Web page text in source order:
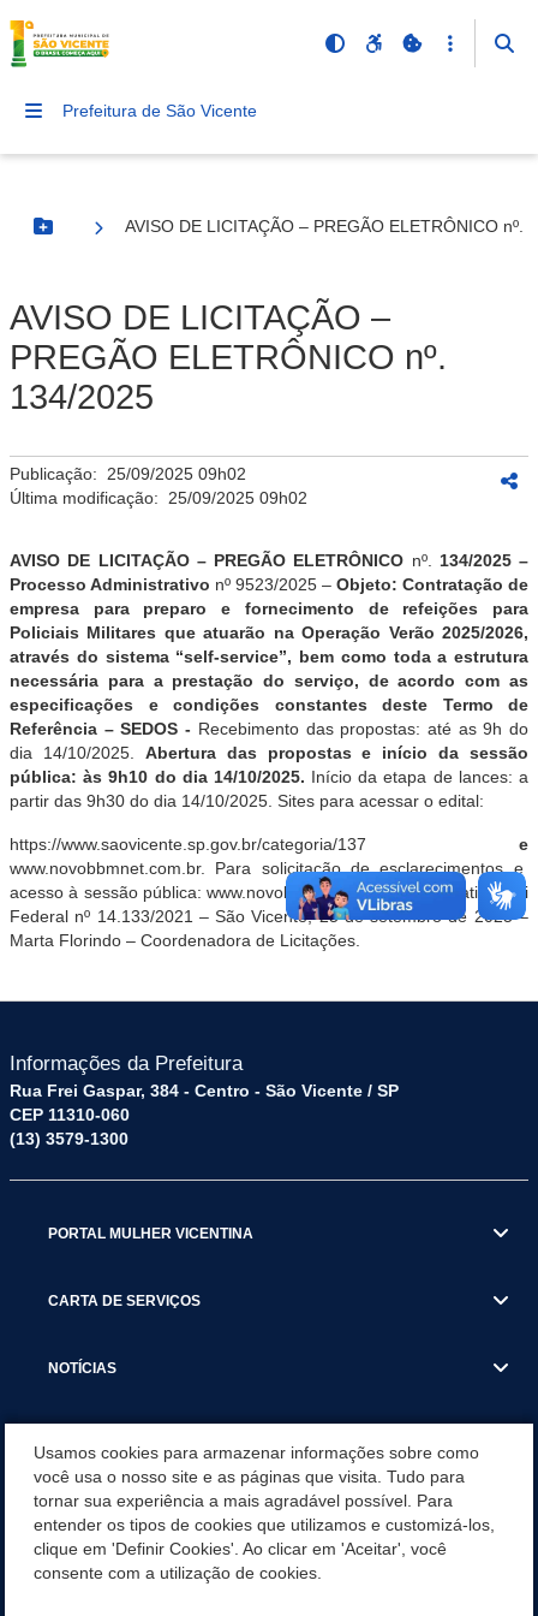
Prefeitura de São Vicente
Botão Menu
AVISO DE LICITAÇÃO – PREGÃO ELETRÔNICO nº.
AVISO DE LICITAÇÃO –
PREGÃO ELETRÔNICO nº.
134/2025
Publicação: 25/09/2025 09h02
Última modificação: 25/09/2025 09h02
AVISO DE LICITAÇÃO – PREGÃO ELETRÔNICO nº. 134/2025 –
Processo Administrativo nº 9523/2025 – Objeto: Contratação de
empresa para preparo e fornecimento de refeições para
Policiais Militares que atuarão na Operação Verão 2025/2026,
através do sistema “self-service”, bem como toda a estrutura
necessária para a prestação do serviço, de acordo com as
especificações e condições constantes deste Termo de
Referência – SEDOS - Recebimento das propostas: até as 9h do
dia 14/10/2025. Abertura das propostas e início da sessão
pública: às 9h10 do dia 14/10/2025. Início da etapa de lances: a
partir das 9h30 do dia 14/10/2025. Sites para acessar o edital:
https://www.saovicente.sp.gov.br/categoria/137 e
www.novobbmnet.com.br.
Para solicitação de esclarecimentos e
acesso à sessão pública:www.novobbmnet.com.br.Justificativa: Lei
Federal nº 14.133/2021 – São Vicente, 25de setembro de 2025 –
Marta Florindo – Coordenadora de Licitações.
Informações da Prefeitura
Rua Frei Gaspar, 384 - Centro - São Vicente / SP
CEP 11310-060
(13) 3579-1300
PORTAL MULHER VICENTINA
CARTA DE SERVIÇOS
NOTÍCIAS
VISITE SÃO VICENTE
INSTITUCIONAL
Usamos cookies para armazenar informações sobre como
você usa o nosso site e as páginas que visita. Tudo para
tornar sua experiência a mais agradável possível. Para
entender os tipos de cookies que utilizamos e customizá-los,
clique em 'Definir Cookies'. Ao clicar em 'Aceitar', você
consente com a utilização de cookies.